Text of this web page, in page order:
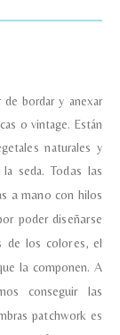
de bordar y anexar
o vintage. Están
naturales y
la seda.Todas las
a mano con hilos
poder diseñarse
de los colores, el
la componen. A
conseguir las
patchwork es